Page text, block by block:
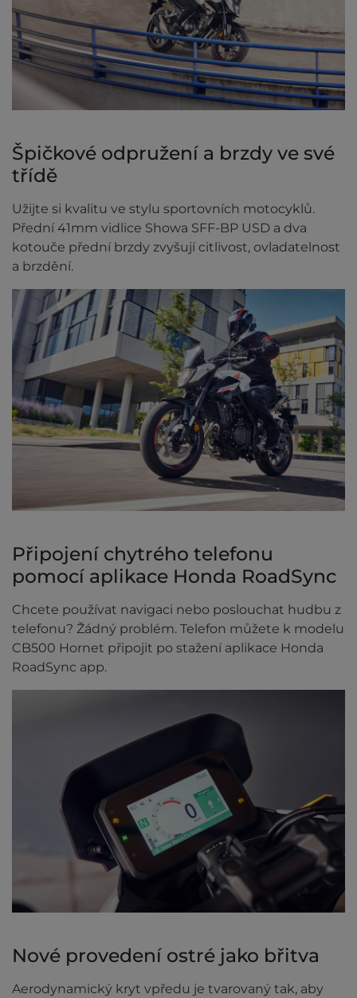
Špičkové odpružení a brzdy ve své
třídě
Užijte si kvalitu ve stylu sportovních motocyklů.
Přední 41mm vidlice Showa SFF-BP USD a dva
kotouče přední brzdy zvyšují citlivost, ovladatelnost
a brzdění.
Připojení chytrého telefonu
pomocí aplikace Honda RoadSync
Chcete používat navigaci nebo poslouchat hudbu z
telefonu? Žádný problém. Telefon můžete k modelu
CB500 Hornet připojit po stažení aplikace Honda
RoadSync app.
Nové provedení ostré jako břitva
Aerodynamický kryt vpředu je tvarovaný tak, aby